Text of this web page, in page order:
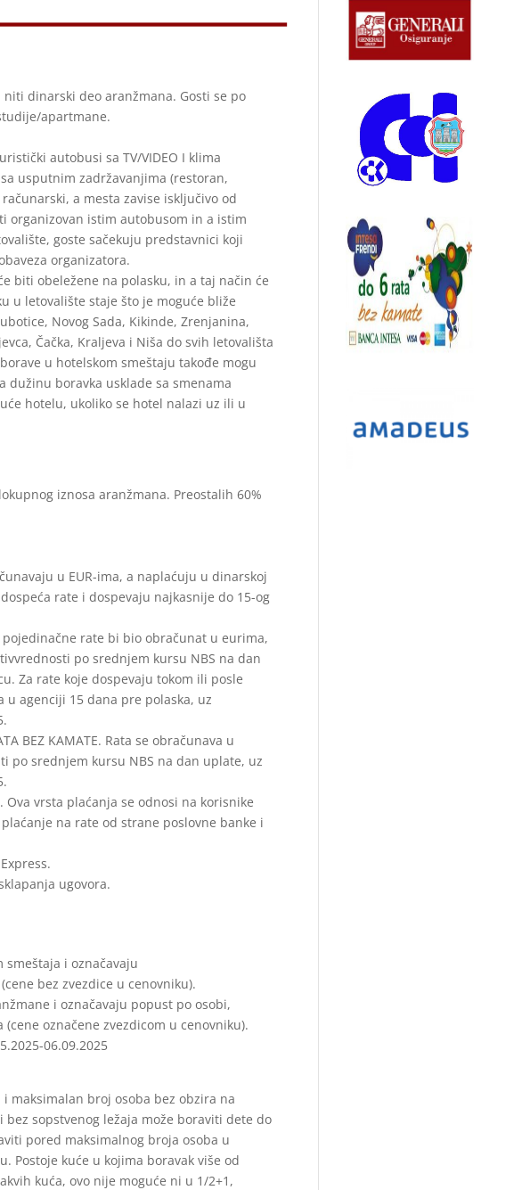
niti dinarski deo aranžmana. Gosti se po
apartmane.
autobusi sa TV/VIDEO I klima
usputnim zadržavanjima (restoran,
a mesta zavise isključivo od
organizovan istim autobusom in a istim
goste sačekuju predstavnici koji
organizatora.
biti obeležene na polasku, in a taj način će
u letovalište staje što je moguće bliže
Novog Sada, Kikinde, Zrenjanina,
Čačka, Kraljeva i Niša do svih letovališta
u hotelskom smeštaju takođe mogu
dužinu boravka usklade sa smenama
hotelu, ukoliko se hotel nalazi uz ili u
iznosa aranžmana. Preostalih 60%
u EUR-ima, a naplaćuju u dinarskoj
rate i dospevaju najkasnije do 15-og
pojedinačne rate bi bio obračunat u eurima,
po srednjem kursu NBS na dan
Za rate koje dospevaju tokom ili posle
u agenciji 15 dana pre polaska, uz
BEZ KAMATE. Rata se obračunava u
po srednjem kursu NBS na dan uplate, uz
Ova vrsta plaćanja se odnosi na korisnike
na rate od strane poslovne banke i
ugovora.
i označavaju
bez zvezdice u cenovniku).
i označavaju popust po osobi,
(cene označene zvezdicom u cenovniku).
06.09.2025
maksimalan broj osoba bez obzira na
bez sopstvenog ležaja može boraviti dete do
pored maksimalnog broja osoba u
Postoje kuće u kojima boravak više od
kuća, ovo nije moguće ni u 1/2+1,